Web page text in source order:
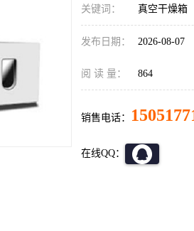
关键词： 真空干燥箱
发布日期： 2026-08-07
阅 读 量： 864
销售电话：
在线QQ：